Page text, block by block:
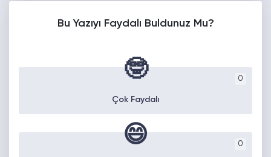
Bu Yazıyı Faydalı Buldunuz Mu?
0
🤓
Çok Faydalı
0
😄